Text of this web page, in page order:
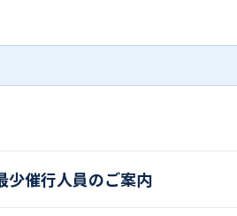
少催行人員のご案内